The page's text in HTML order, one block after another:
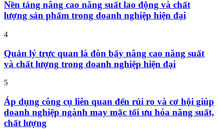
Nền tảng nâng cao năng suất lao động và chất
lượng sản phẩm trong doanh nghiệp hiện đại
4
Quản lý trực quan là đòn bẩy nâng cao năng suất
và chất lượng trong doanh nghiệp hiện đại
5
Áp dụng công cụ liên quan đến rủi ro và cơ hội giúp
doanh nghiệp ngành may mặc tối ưu hóa năng suất,
chất lượng